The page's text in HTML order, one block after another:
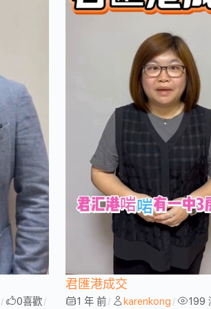
/ 0喜歡 /
君匯港成交
1 年 前 / karenkong / 199